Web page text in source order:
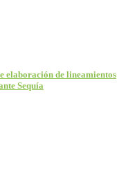
elaboración de lineamientos
Sequía